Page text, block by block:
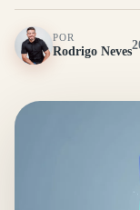
POR
Rodrigo Neves